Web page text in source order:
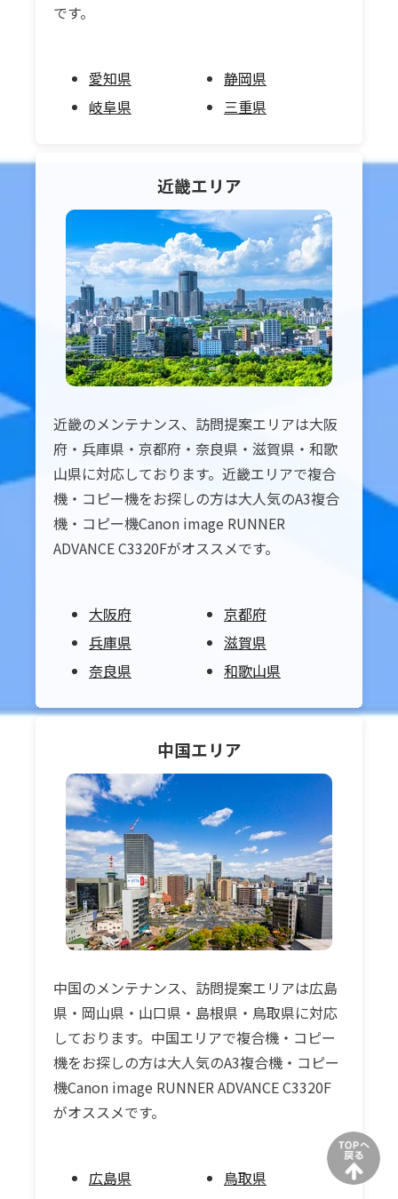
です。
愛知県
岐阜県
静岡県
三重県
近畿エリア
近畿のメンテナンス、訪問提案エリアは大阪
府・兵庫県・京都府・奈良県・滋賀県・和歌
山県に対応しております。近畿エリアで複合
機・コピー機をお探しの方は大人気のA3複合
機・コピー機Canon image RUNNER
ADVANCE C3320Fがオススメです。
大阪府
兵庫県
奈良県
京都府
滋賀県
和歌山県
中国エリア
中国のメンテナンス、訪問提案エリアは広島
県・岡山県・山口県・島根県・鳥取県に対応
しております。中国エリアで複合機・コピー
機をお探しの方は大人気のA3複合機・コピー
機Canon image RUNNER ADVANCE C3320F
がオススメです。
広島県
鳥取県